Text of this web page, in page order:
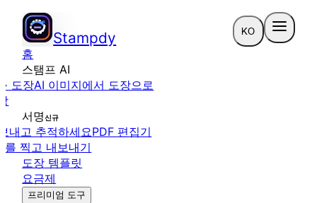
Stampdy KO
홈
스탬프 AI
도장AI 이미지에서 도장으로
서명신규
내고 추적하세요PDF 편집기
를 찍고 내보내기
도장 템플릿
요금제
프리미엄 도구